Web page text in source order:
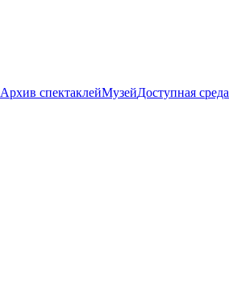
Архив спектаклейМузейДоступная среда